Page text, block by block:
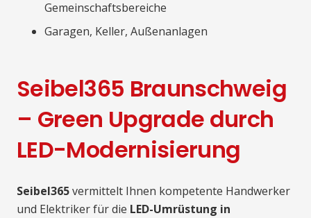
Gemeinschaftsbereiche
Garagen, Keller, Außenanlagen
Seibel365 Braunschweig
– Green Upgrade durch
LED-Modernisierung
Seibel365vermittelt Ihnen kompetente Handwerker
und Elektriker für die LED-Umrüstung in